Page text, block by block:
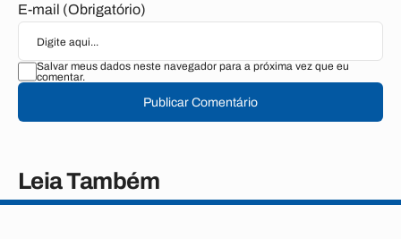
E-mail (Obrigatório)
Salvar meus dados neste navegador para a próxima vez que eu
comentar.
Publicar Comentário
Leia Também